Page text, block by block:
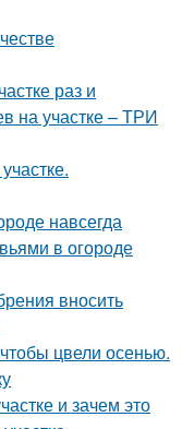
раз и
на участке – ТРИ
навсегда
в огороде
вносить
цвели осенью.
и зачем это